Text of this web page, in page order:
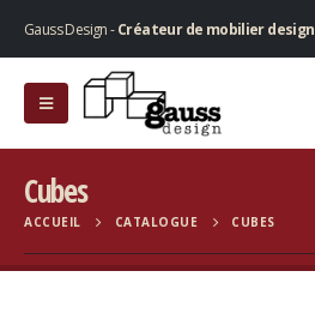
Gauss Design -Créateur de mobilier design
Cubes
ACCUEIL CATALOGUE CUBES